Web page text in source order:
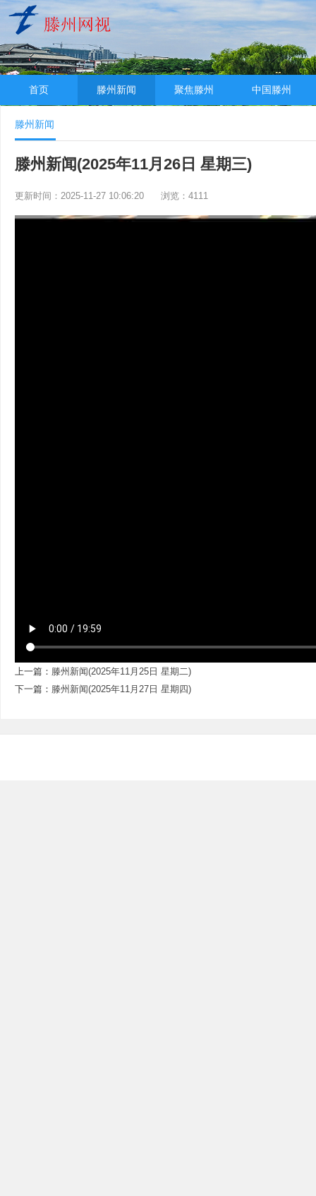
首页 滕州新闻 聚焦滕州 中国滕州
滕州新闻
滕州新闻(2025年11月26日 星期三)
更新时间：2025-11-27 10:06:20 浏览：4111
上一篇： 滕州新闻(2025年11月25日 星期二)
下一篇： 滕州新闻(2025年11月27日 星期四)